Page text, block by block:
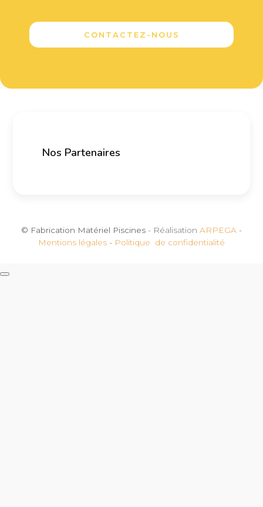
CONTACTEZ-NOUS
Nos Partenaires
© Fabrication Matériel Piscines - Réalisation ARPEGA -
Mentions légales - Politique de confidentialité